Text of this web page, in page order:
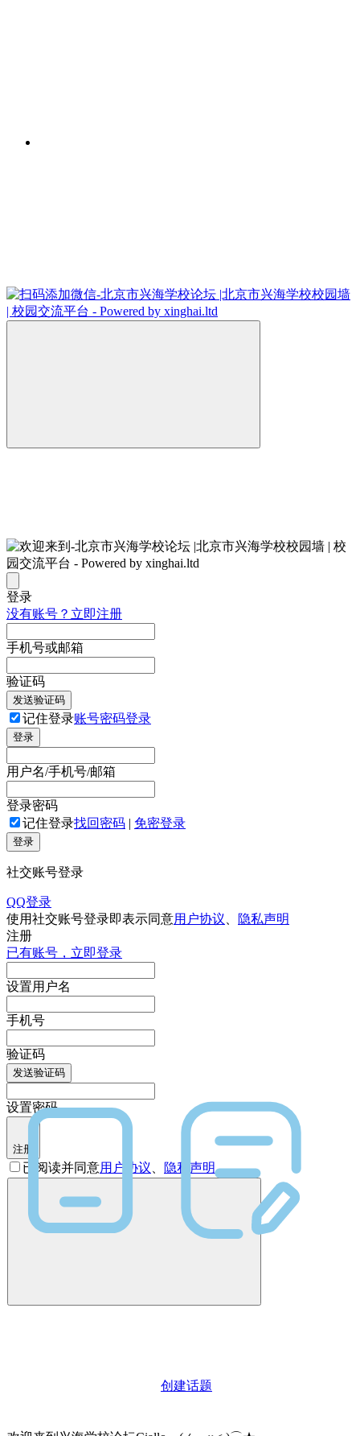
创建话题
登录
没有账号？立即注册
手机号或邮箱
验证码
发送验证码
记住登录账号密码登录
登录
用户名/手机号/邮箱
登录密码
记住登录找回密码 | 免密登录
登录
社交账号登录
QQ登录
使用社交账号登录即表示同意用户协议
隐私声明
注册
已有账号，立即登录
设置用户名
手机号
验证码
发送验证码
设置密码
注册
已阅读并同意用户协议 隐私声明